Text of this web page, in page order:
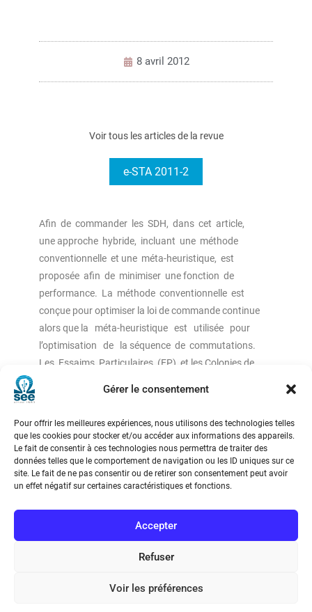
Gérer le consentement
Pour offrir les meilleures expériences, nous utilisons des technologies telles
que les cookies pour stocker et/ou accéder aux informations des appareils.
Le fait de consentir à ces technologies nous permettra de traiter des
données telles que le comportement de navigation ou les ID uniques sur ce
site. Le fait de ne pas consentir ou de retirer son consentement peut avoir
un effet négatif sur certaines caractéristiques et fonctions.
Accepter
Refuser
Voir les préférences
8 avril 2012
Voir tous les articles de la revue
e-STA 2011-2
Afin de commander les SDH, dans cet article,
une approche hybride, incluant une méthode
conventionnelle et une méta-heuristique, est
proposée afin de minimiser une fonction de
performance. La méthode conventionnelle est
conçue pour optimiser la loi de commande continue
alors que la méta-heuristique est utilisée pour
l’optimisation de la séquence de commutations.
Les Essaims Particulaires (EP) et les Colonies de
dans un horizon fini.
La comparaison entre l’Optimisation par
Essaims Particulaires (OEP) et l’Optimisation par
Colonies de Fourmis (OCF) est étudiée, à travers un
convergence et d’efficacité à l’obtention